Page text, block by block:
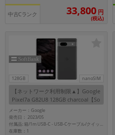
中古Cランク 33,800 円
(税込)
128GB nanoSIM
【ネットワーク利用制限▲】Google
Pixel7a G82U8 128GB charcoal【So
ftBank版SIMフリー】
メーカー：Google
発売日： 2023/05
付属品: 箱/1m USB-C - USB-Cケーブル/クイックスイッチアダプター/SIMツール/マニュアル
在庫数：1